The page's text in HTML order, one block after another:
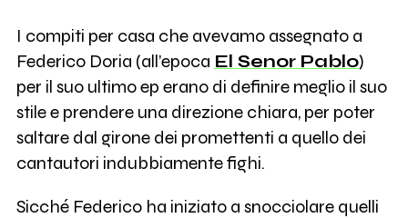
I compiti per casa che avevamo assegnato a
Federico Doria (all’epoca El Senor Pablo)
per il suo ultimo ep erano di definire meglio il suo
stile e prendere una direzione chiara, per poter
saltare dal girone dei promettenti a quello dei
cantautori indubbiamente fighi.
Sicché Federico ha iniziato a snocciolare quelli